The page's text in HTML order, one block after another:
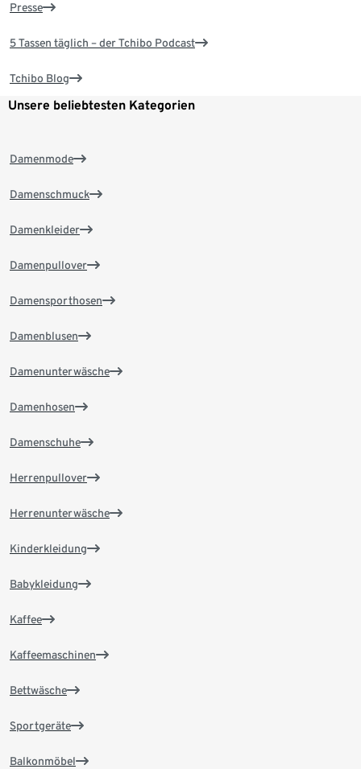
Presse
5 Tassen täglich – der Tchibo Podcast
Tchibo Blog
Unsere beliebtesten Kategorien
Damenmode
Damenschmuck
Damenkleider
Damenpullover
Damensporthosen
Damenblusen
Damenunterwäsche
Damenhosen
Damenschuhe
Herrenpullover
Herrenunterwäsche
Kinderkleidung
Babykleidung
Kaffee
Kaffeemaschinen
Bettwäsche
Sportgeräte
Balkonmöbel